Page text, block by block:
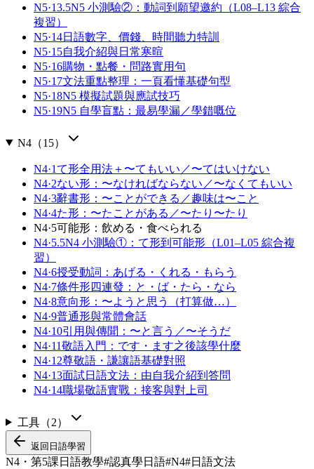
N5·13.5N5 小測驗②：動詞到願望邀約（L08–L13 綜合
複習）
N5·14日語數字、價錢、時間聽力特訓
N5·15自我介紹與日常寒暄
N5·16購物・點餐・問路實用句
N5·17文法重點整理：一頁看懂基礎句型
N5·18N5 模擬試題與應試技巧
N5·19N5 自學盲點：最易學漏／學錯嘅位
N4（15）
N4·1て形全用法＋〜てもいい／〜てはいけない
N4·2ない形：〜なければならない／〜なくてもいい
N4·3辭書形：〜ことができる／趣味は〜こと
N4·4た形：〜たことがある／〜たり〜たり
N4·5可能形：飲める・食べられる
N4·5.5N4 小測驗①：て形到可能形（L01–L05 綜合複
習）
N4·6授受動詞：あげる・くれる・もらう
N4·7條件形四連發：と・ば・たら・なら
N4·8意向形：〜ようと思う（打算做…）
N4·9普通形與常體會話
N4·10引用與傳聞：〜と言う／〜そうだ
N4·11敬語入門：です・ます之後該學什麼
N4·12尊敬語・謙讓語基礎對照
N4·13面試日語文法：由自我介紹到答問
N4·14職場敬語實戰：接客與對上司
工具（2）
返回 日語學習
N4・第5課 日語教學#認真學日語#N4#日語文法